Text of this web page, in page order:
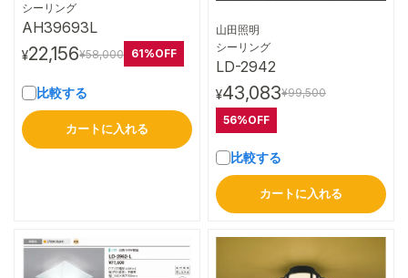
シーリング
AH39693L
¥22,156¥58,000 61%OFF
比較する
カートに入れる
山田照明
シーリング
LD-2942
¥43,083¥99,500
56%OFF
比較する
カートに入れる